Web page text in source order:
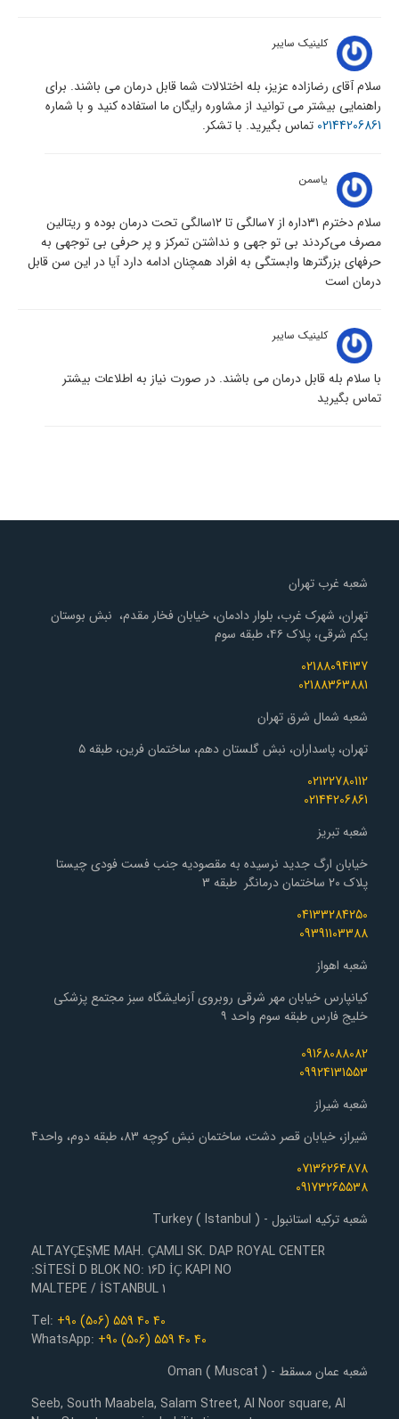
کلینیک سایبر
سلام آقای رضازاده عزیز، بله اختلالات شما قابل درمان می باشند. برای
راهنمایی بیشتر می توانید از مشاوره رایگان ما استفاده کنید و با شماره
02144206861 تماس بگیرید. با تشکر.
یاسمن
سلام دخترم ۳۱داره از ۷سالگی تا ۱۲سالگی تحت درمان بوده و ریتالین
مصرف می‌کردند بی تو جهی و نداشتن تمرکز و پر حرفی بی توجهی به
حرفهای بزرگترها وابستگی به افراد همچنان ادامه دارد آیا در این سن قابل
درمان است
کلینیک سایبر
با سلام بله قابل درمان می باشند. در صورت نیاز به اطلاعات بیشتر
تماس بگیرید
شعبه غرب تهران
تهران، شهرک غرب، بلوار دادمان، خیابان فخار مقدم، نبش بوستان
یکم شرقی، پلاک ۴۶، طبقه سوم
02188094137
02188363881
شعبه شمال شرق تهران
تهران، پاسداران، نبش گلستان دهم، ساختمان فرین، طبقه ۵
02122780112
02144206861
شعبه تبریز
خیابان ارگ جدید نرسیده به مقصودیه جنب فست فودی چیستا
پلاک 20 ساختمان درمانگر طبقه 3
04133284250
09391103388
شعبه اهواز
کیانپارس خیابان مهر شرقی روبروی آزمایشگاه سبز مجتمع پزشکی
خلیج فارس طبقه سوم واحد ۹
09168088082
09924131553
شعبه شیراز
شیراز، خیابان قصر دشت، ساختمان نبش کوچه 83، طبقه دوم، واحد4
07136264878
09173265538
شعبه ترکیه استانبول - Turkey ( Istanbul )
ALTAYÇEŞME MAH. ÇAMLI SK. DAP ROYAL CENTER
SİTESİ D BLOK NO: 16D İÇ KAPI NO:
1 MALTEPE / İSTANBUL
Tel: +90 (506) 559 40 40
WhatsApp: +90 (506) 559 40 40
شعبه عمان مسقط - Oman ( Muscat )
Seeb, South Maabela, Salam Street, Al Noor square, Al